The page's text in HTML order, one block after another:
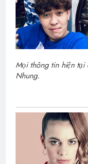
Mọi thông tin hiện
Nhung.